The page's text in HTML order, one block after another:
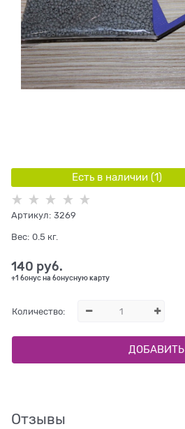
Есть в наличии (1)
Артикул: 3269
Вес: 0.5 кг.
140 руб.
+1 бонус на бонусную карту
Количество:
ДОБАВИТЬ
Отзывы